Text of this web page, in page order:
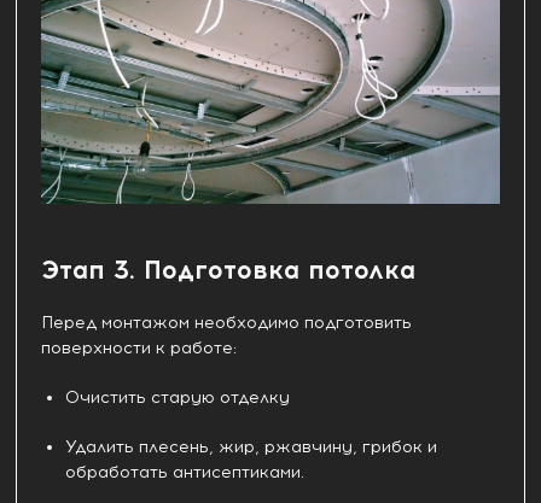
Этап 3. Подготовка потолка
Перед монтажом необходимо подготовить
поверхности к работе:
Очистить старую отделку
Удалить плесень, жир, ржавчину, грибок и
обработать антисептиками.